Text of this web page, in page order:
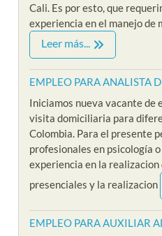
Cali. Es por esto, que
experiencia en el manejo de
Leer más...
EMPLEO PARA ANALISTA
Iniciamos nueva vacante de
visita domiciliaria para
Colombia. Para el presente
profesionales en psicología
experiencia en la
presenciales y la realizacion
EMPLEO PARA AUXILIAR